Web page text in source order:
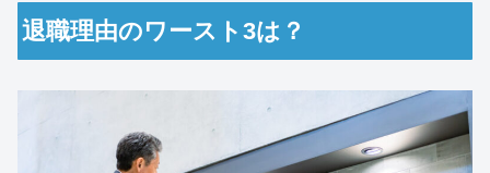
退職理由のワースト3は？